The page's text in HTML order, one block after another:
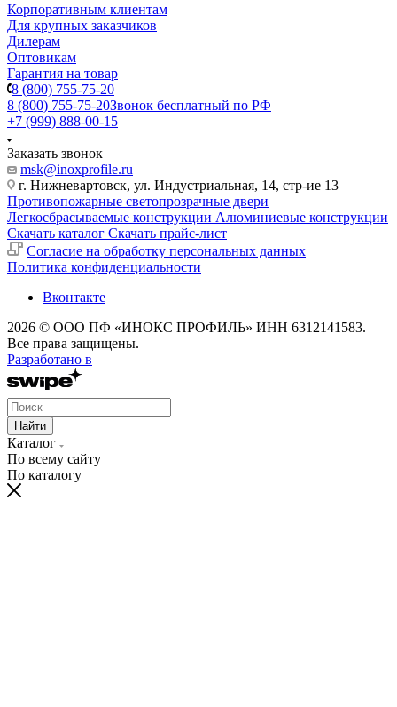
Корпоративным клиентам
Для крупных заказчиков
Дилерам
Оптовикам
Гарантия на товар
8 (800) 755-75-20
8 (800) 755-75-20Звонок бесплатный по РФ
+7 (999) 888-00-15
Заказать звонок
msk@inoxprofile.ru
г. Нижневартовск, ул. Индустриальная, 14, стр-ие 13
Противопожарные светопрозрачные двери
Легкосбрасываемые конструкции Алюминиевые конструкции
Скачать каталог Скачать прайс-лист
Cогласие на обработку персональных данных
Политика конфиденциальности
Вконтакте
2026 © ООО ПФ «ИНОКС ПРОФИЛЬ» ИНН 6312141583.
Все права защищены.
Разработано в
Найти
Каталог
По всему сайту
По каталогу